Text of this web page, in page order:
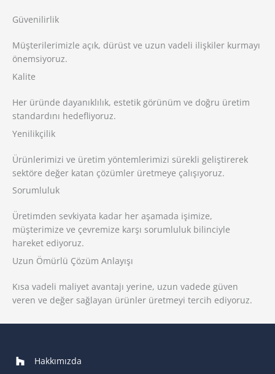
Güvenilirlik
Müşterilerimizle açık, dürüst ve uzun vadeli ilişkiler kurmayı
önemsiyoruz.
Kalite
Her üründe dayanıklılık, estetik görünüm ve doğru üretim
standardını hedefliyoruz.
Yenilikçilik
Ürünlerimizi ve üretim yöntemlerimizi sürekli geliştirerek
sektöre değer katan çözümler üretmeye çalışıyoruz.
Sorumluluk
Üretimden sevkiyata kadar her aşamada işimize,
müşterimize ve çevremize karşı sorumluluk bilinciyle
hareket ediyoruz.
Uzun Ömürlü Çözüm Anlayışı
Kısa vadeli maliyet avantajı yerine, uzun vadede güven
veren ve değer sağlayan ürünler üretmeyi tercih ediyoruz.
Hakkımızda